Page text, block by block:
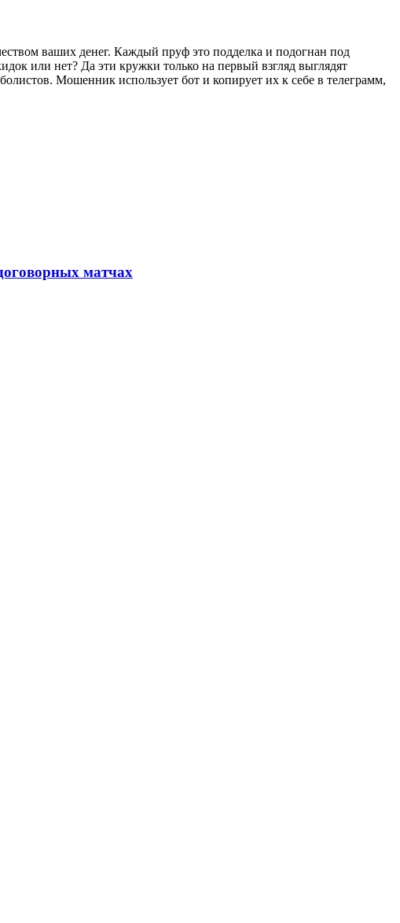
ваших денег. Каждый пруф это подделка и подогнан под
или нет? Да эти кружки только на первый взгляд выглядят
Мошенник использует бот и копирует их к себе в телеграмм,
матчах